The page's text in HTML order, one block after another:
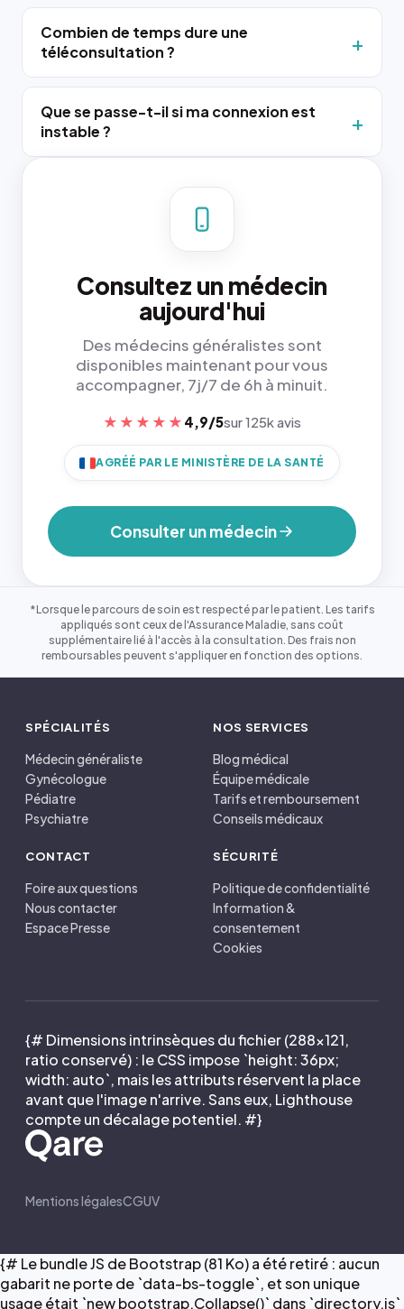
Combien de temps dure une
téléconsultation ?
Que se passe-t-il si ma connexion est
instable ?
Consultez un médecin
aujourd'hui
Des médecins généralistes sont
disponibles maintenant pour vous
accompagner, 7j/7 de 6h à minuit.
★★★★★ 4,9/5sur 125k avis
AGRÉÉ PAR LE MINISTÈRE DE LA SANTÉ
Consulter un médecin
*Lorsque le parcours de soin est respecté par le patient. Les tarifs
appliqués sont ceux de l'Assurance Maladie, sans coût
supplémentaire lié à l'accès à la consultation. Des frais non
remboursables peuvent s'appliquer en fonction des options.
SPÉCIALITÉS
Médecin généraliste
Gynécologue
Pédiatre
Psychiatre
NOS SERVICES
Blog médical
Équipe médicale
Tarifs et remboursement
Conseils médicaux
CONTACT
Foire aux questions
Nous contacter
Espace Presse
SÉCURITÉ
Politique de confidentialité
Information &
consentement
Cookies
{# Dimensions intrinsèques du fichier (288×121,
ratio conservé) : le CSS impose `height: 36px;
width: auto`, mais les attributs réservent la place
avant que l'image n'arrive. Sans eux, Lighthouse
compte un décalage potentiel. #}
Mentions légalesCGUV
{# Le bundle JS de Bootstrap (81 Ko) a été retiré : aucun
gabarit ne porte de `data-bs-toggle`, et son unique
usage était `new bootstrap.Collapse()` dans `directory.js`